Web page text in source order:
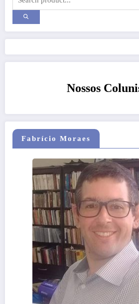
Nossos
Fabrício Moraes